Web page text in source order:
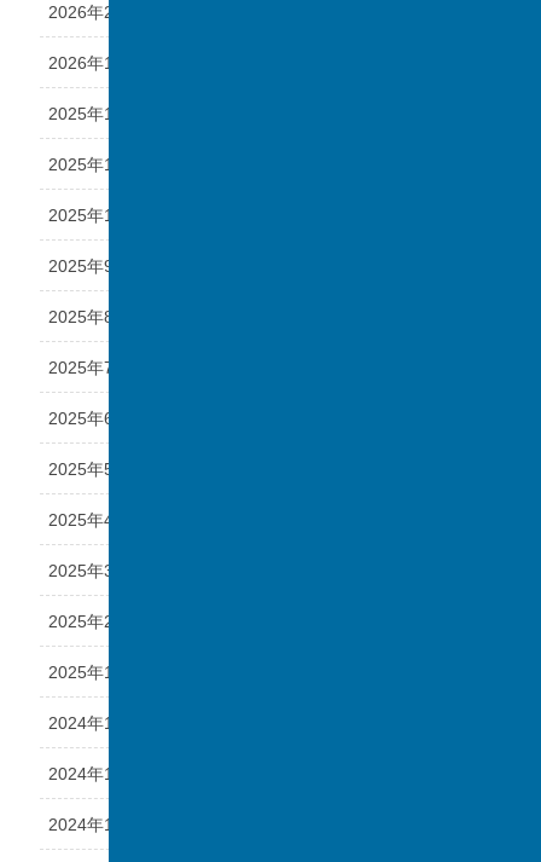
2026年2月
2026年1月
2025年12月
2025年11月
2025年10月
2025年9月
2025年8月
2025年7月
2025年6月
2025年5月
2025年4月
2025年3月
2025年2月
2025年1月
2024年12月
2024年11月
2024年10月